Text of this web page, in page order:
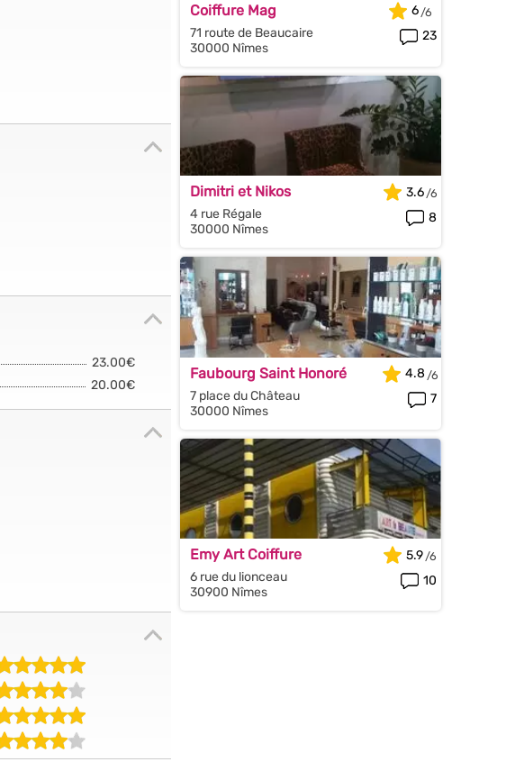
23.00€
20.00€
Coiffure Mag
71 route de Beaucaire
30000 Nîmes
6
23
Dimitri et Nikos
4 rue Régale
30000 Nîmes
3.6
8
Faubourg Saint Honoré
7 place du Château
30000 Nîmes
4.8
7
Emy Art Coiffure
6 rue du lionceau
30900 Nîmes
5.9
10